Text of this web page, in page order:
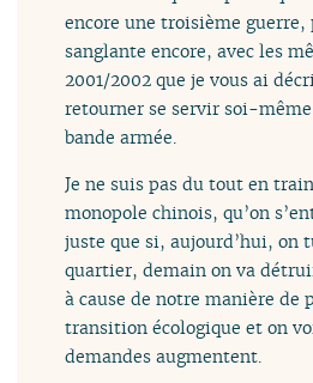
encore une troisième
sanglante encore, avec les
2001/2002 que je vous ai
retourner se servir soi-
bande armée.
Je ne suis pas du tout en
monopole chinois, qu’on
juste que si, aujourd’hui, on
quartier, demain on va
à cause de notre manière de
transition écologique et on
demandes augmentent.